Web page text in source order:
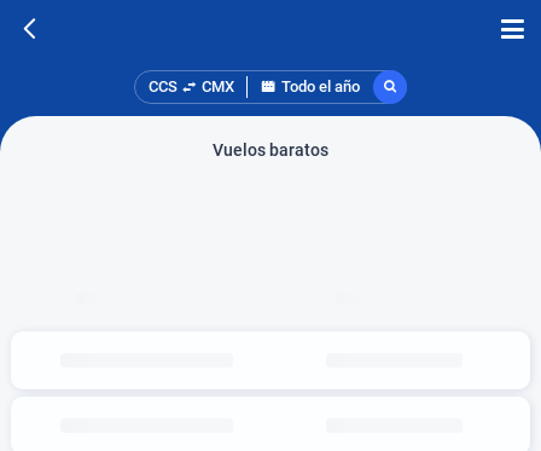
CCS CMX Todo el año
Vuelos baratos